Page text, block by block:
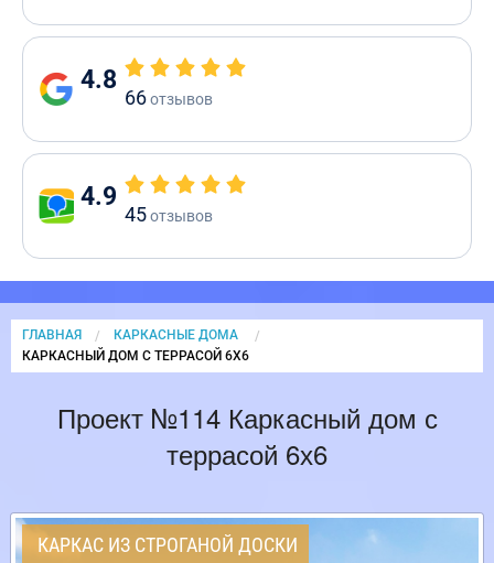
4.8
66отзывов
4.9
45отзывов
ГЛАВНАЯ
КАРКАСНЫЕ ДОМА
CURRENT:
КАРКАСНЫЙ ДОМ С ТЕРРАСОЙ 6Х6
Проект №114 Каркасный дом с
террасой 6х6
КАРКАС ИЗ СТРОГАНОЙ ДОСКИ